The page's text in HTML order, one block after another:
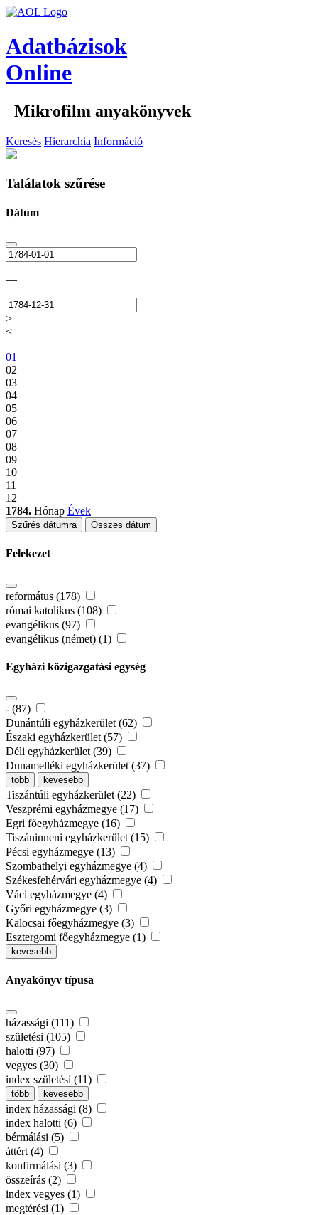
Adatbázisok
Online
Mikrofilm anyakönyvek
Keresés Hierarchia Információ
Találatok szűrése
Dátum
—
>
<
01
02
03
04
05
06
07
08
09
10
11
12
1784. Hónap Évek
Szűrés dátumra Összes dátum
Felekezet
református (178)
római katolikus (108)
evangélikus (97)
evangélikus (német) (1)
Egyházi közigazgatási egység
- (87)
Dunántúli egyházkerület (62)
Északi egyházkerület (57)
Déli egyházkerület (39)
Dunamelléki egyházkerület (37)
több kevesebb
Tiszántúli egyházkerület (22)
Veszprémi egyházmegye (17)
Egri főegyházmegye (16)
Tiszáninneni egyházkerület (15)
Pécsi egyházmegye (13)
Szombathelyi egyházmegye (4)
Székesfehérvári egyházmegye (4)
Váci egyházmegye (4)
Győri egyházmegye (3)
Kalocsai főegyházmegye (3)
Esztergomi főegyházmegye (1)
kevesebb
Anyakönyv típusa
házassági (111)
születési (105)
halotti (97)
vegyes (30)
index születési (11)
több kevesebb
index házassági (8)
index halotti (6)
bérmálási (5)
áttért (4)
konfirmálási (3)
összeírás (2)
index vegyes (1)
megtérési (1)